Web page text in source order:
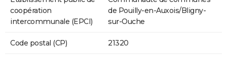
coopération
intercommunale (EPCI)
de Pouilly-en-Auxois/Bligny-
sur-Ouche
Code postal (CP) 21320